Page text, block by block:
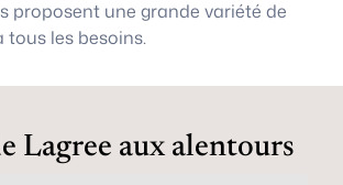
proposent une grande variété de
les besoins.
Lagree aux alentours